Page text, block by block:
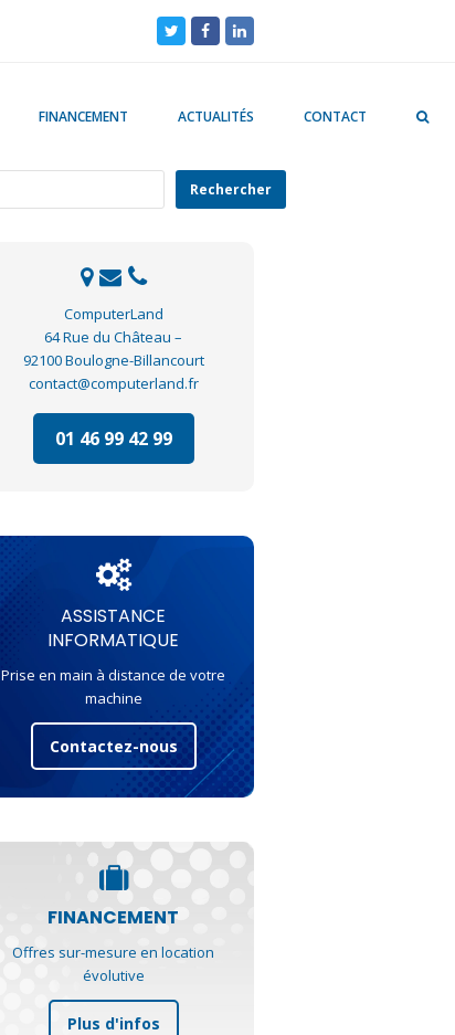
TwitterFacebookLinkedIn
FINANCEMENT ACTUALITÉS CONTACT
Rechercher
ComputerLand
64 Rue du Château –
92100 Boulogne-Billancourt
contact@computerland.fr
01 46 99 42 99
ASSISTANCE
INFORMATIQUE
Prise en main à distance de votre
machine
Contactez-nous
FINANCEMENT
Offres sur-mesure en location
évolutive
Plus d'infos